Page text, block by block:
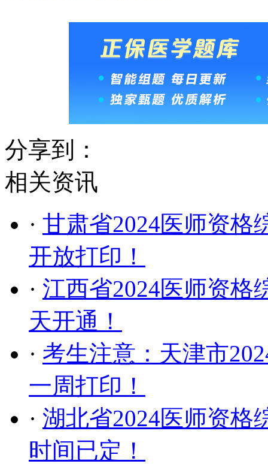
分享到：
相关资讯
· 甘肃省2024医师资格
开放打印！
· 江西省2024医师资格
天开通！
· 考生注意：天津市
一周打印！
· 湖北省2024医师资格
时间已定！